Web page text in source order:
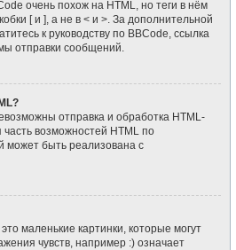
очень похож на HTML, но теги в нём
[ и ], а не в < и >. За дополнительной
к руководству по BBCode, ссылка
отправки сообщений.
отправка и обработка HTML-
возможностей HTML по
быть реализована с
маленькие картинки, которые могут
чувств, например :) означает